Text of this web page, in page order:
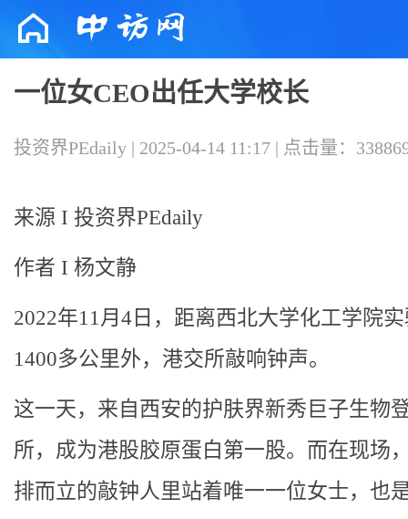
一位女CEO出任大学校长
投资界PEdaily | 2025-04-14 11:17 | 点击量：
来源 I 投资界PEdaily
作者 I 杨文静
2022年11月4日，距离西北大学化工学院
1400多公里外，港交所敲响钟声。
这一天，来自西安的护肤界新秀巨子生物
所，成为港股胶原蛋白第一股。而在现场
排而立的敲钟人里站着唯一一位女士，也